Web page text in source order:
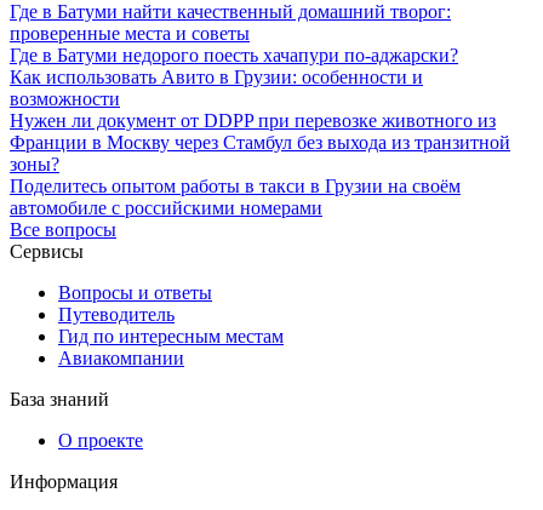
Где в Батуми найти качественный домашний творог:
проверенные места и советы
Где в Батуми недорого поесть хачапури по-аджарски?
Как использовать Авито в Грузии: особенности и
возможности
Нужен ли документ от DDPP при перевозке животного из
Франции в Москву через Стамбул без выхода из транзитной
зоны?
Поделитесь опытом работы в такси в Грузии на своём
автомобиле с российскими номерами
Все вопросы
Сервисы
Вопросы и ответы
Путеводитель
Гид по интересным местам
Авиакомпании
База знаний
О проекте
Информация